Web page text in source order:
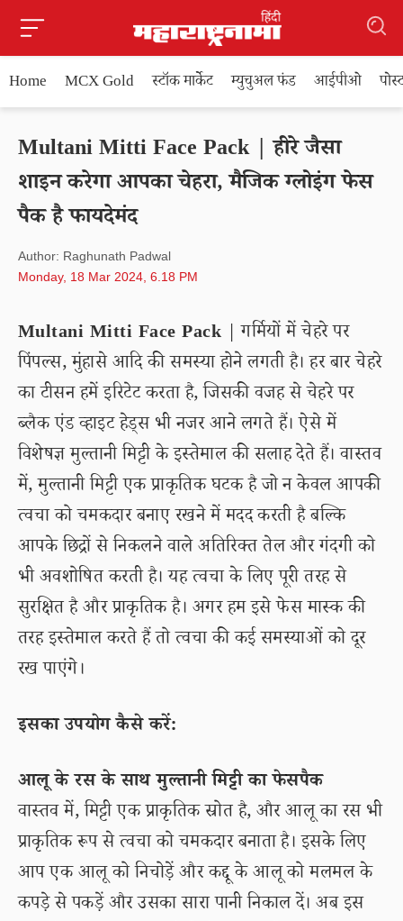
Home MCX Gold स्टॉक मार्केट म्युचुअल फंड आईपीओ
Multani Mitti Face Pack | हीरे जैसा
शाइन करेगा आपका चेहरा, मैजिक ग्लोइंग फेस
पैक है फायदेमंद
Author: Raghunath Padwal
Monday, 18 Mar 2024, 6.18 PM
Multani Mitti Face Pack | गर्मियों में चेहरे पर
पिंपल्स, मुंहासे आदि की समस्या होने लगती है। हर बार चेहरे
का टीसन हमें इरिटेट करता है, जिसकी वजह से चेहरे पर
ब्लैक एंड व्हाइट हेड्स भी नजर आने लगते हैं। ऐसे में
विशेषज्ञ मुल्तानी मिट्टी के इस्तेमाल की सलाह देते हैं। वास्तव
में, मुल्तानी मिट्टी एक प्राकृतिक घटक है जो न केवल आपकी
त्वचा को चमकदार बनाए रखने में मदद करती है बल्कि
आपके छिद्रों से निकलने वाले अतिरिक्त तेल और गंदगी को
भी अवशोषित करती है। यह त्वचा के लिए पूरी तरह से
सुरक्षित है और प्राकृतिक है। अगर हम इसे फेस मास्क की
तरह इस्तेमाल करते हैं तो त्वचा की कई समस्याओं को दूर
रख पाएंगे।
इसका उपयोग कैसे करें:
आलू के रस के साथ मुल्तानी मिट्टी का फेसपैक
वास्तव में, मिट्टी एक प्राकृतिक स्रोत है, और आलू का रस भी
प्राकृतिक रूप से त्वचा को चमकदार बनाता है। इसके लिए
आप एक आलू को निचोड़ें और कद्दू के आलू को मलमल के
कपड़े से पकड़ें और उसका सारा पानी निकाल दें। अब इस